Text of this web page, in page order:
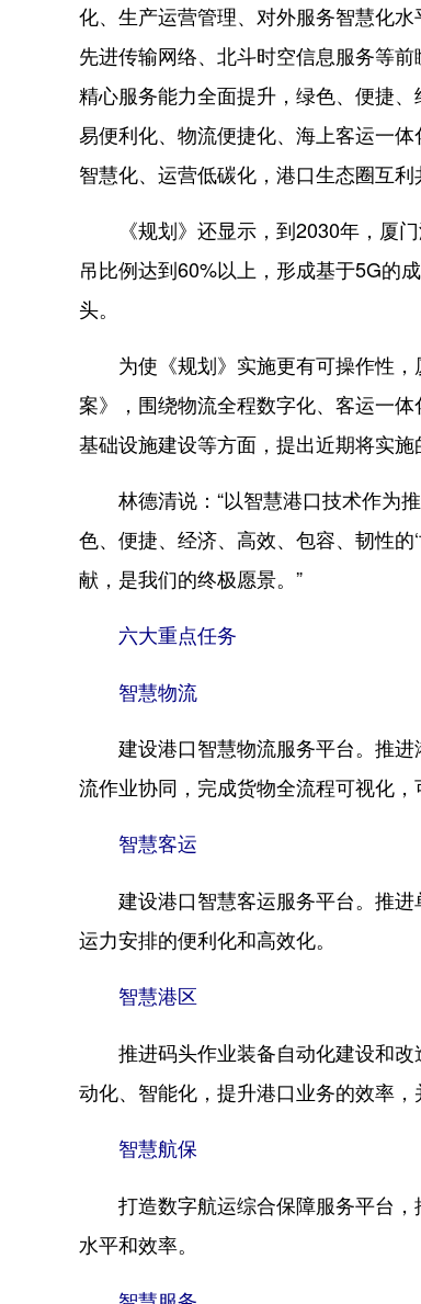
化、生产运营管理、对外服务智慧化
先进传输网络、北斗时空信息服务等
精心服务能力全面提升，绿色、便捷
易便利化、物流便捷化、海上客运一
智慧化、运营低碳化，港口生态圈互利
《规划》还显示，到2030年，厦门
吊比例达到60%以上，形成基于5G的
头。
为使《规划》实施更有可操作性，
案》，围绕物流全程数字化、客运一
基础设施建设等方面，提出近期将实施
林德清说：“以智慧港口技术作为推
色、便捷、经济、高效、包容、韧性
献，是我们的终极愿景。”
六大重点任务
智慧物流
建设港口智慧物流服务平台。推进
流作业协同，完成货物全流程可视化，
智慧客运
建设港口智慧客运服务平台。推进
运力安排的便利化和高效化。
智慧港区
推进码头作业装备自动化建设和改
动化、智能化，提升港口业务的效率，
智慧航保
打造数字航运综合保障服务平台，
水平和效率。